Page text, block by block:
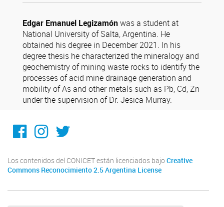
Edgar Emanuel Legizamónwas a student at
National University of Salta, Argentina. He
obtained his degree in December 2021. In his
degree thesis he characterized the mineralogy and
geochemistry of mining waste rocks to identify the
processes of acid mine drainage generation and
mobility of As and other metals such as Pb, Cd, Zn
under the supervision of Dr. Jesica Murray.
Facebook
Instagram
Twitter
Los contenidos del CONICET están licenciados bajo Creative
Commons Reconocimiento 2.5 Argentina License